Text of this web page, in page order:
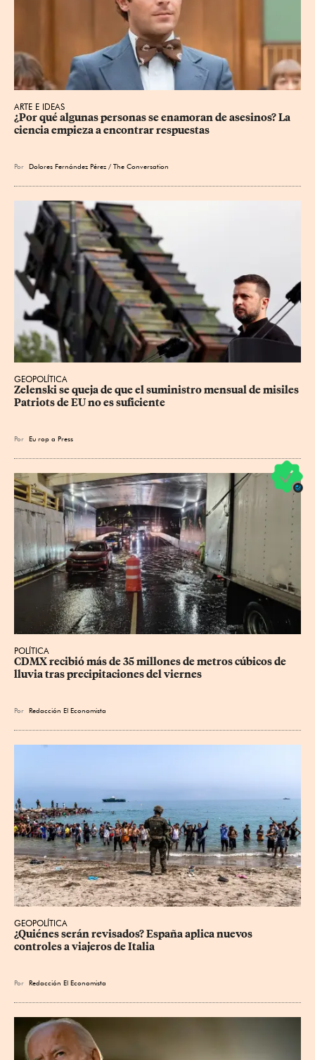
ARTE E IDEAS
¿Por qué algunas personas se enamoran de asesinos? La
ciencia empieza a encontrar respuestas
Por Dolores Fernández Pérez / The Conversation
GEOPOLÍTICA
Zelenski se queja de que el suministro mensual de misiles
Patriots de EU no es suficiente
Por Eu rop a Press
POLÍTICA
CDMX recibió más de 35 millones de metros cúbicos de
lluvia tras precipitaciones del viernes
Por Redacción El Economista
GEOPOLÍTICA
¿Quiénes serán revisados? España aplica nuevos
controles a viajeros de Italia
Por Redacción El Economista